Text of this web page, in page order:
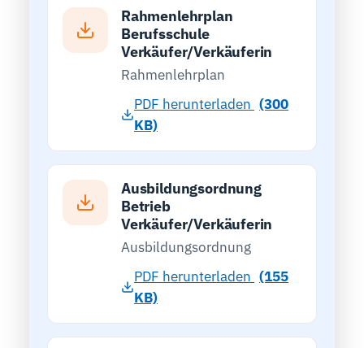
Rahmenlehrplan
Berufsschule
Verkäufer/Verkäuferin
Rahmenlehrplan
PDF herunterladen (300
KB)
Ausbildungsordnung
Betrieb
Verkäufer/Verkäuferin
Ausbildungsordnung
PDF herunterladen (155
KB)